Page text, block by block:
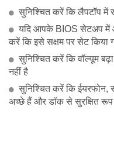
सुनिश्चित करें कि लैपटॉप में
यदि आपके BIOS सेटअप में
करें कि इसे सक्षम पर सेट किया
सुनिश्चित करें कि वॉल्यूम
नहीं है
सुनिश्चित करें कि ईयरफोन,
अच्छे हैं और डॉक से सुरक्षित